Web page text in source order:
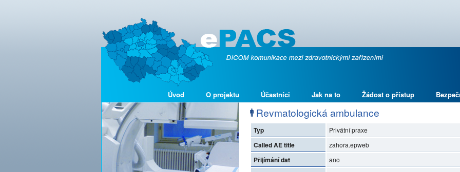
Úvod O projektu Účastníci Jak na to Žádost o přístup
Revmatologická ambulance
Typ Privátní praxe
Called AE title zahora.epweb
Přijímání dat ano